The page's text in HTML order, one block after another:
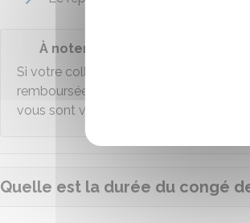
À noter
Si votre collectivité emploie
remboursée par le centre de gestion
vous sont versés pendant le congé de
Quelle est la durée du congé